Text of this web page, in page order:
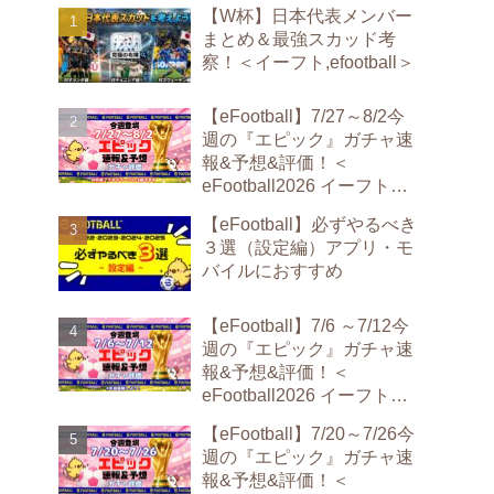
【W杯】日本代表メンバー
まとめ＆最強スカッド考
察！＜イーフト,efootball＞
【eFootball】7/27～8/2今
週の『エピック』ガチャ速
報&予想&評価！＜
eFootball2026 イーフト
【eFootball】必ずやるべき
３選（設定編）アプリ・モ
バイルにおすすめ
【eFootball】7/6 ～7/12今
週の『エピック』ガチャ速
報&予想&評価！＜
eFootball2026 イーフト
【eFootball】7/20～7/26今
週の『エピック』ガチャ速
報&予想&評価！＜